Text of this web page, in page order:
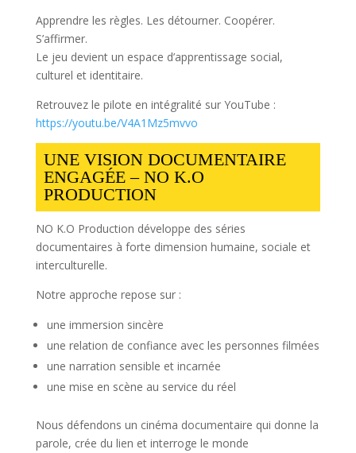
Apprendre les règles. Les détourner. Coopérer.
S’affirmer.
Le jeu devient un espace d’apprentissage social,
culturel et identitaire.
Retrouvez le pilote en intégralité sur YouTube :
https://youtu.be/V4A1Mz5mvvo
UNE VISION DOCUMENTAIRE
ENGAGÉE – NO K.O
PRODUCTION
NO K.O Production développe des séries
documentaires à forte dimension humaine, sociale et
interculturelle.
Notre approche repose sur :
une immersion sincère
une relation de confiance avec les personnes filmées
une narration sensible et incarnée
une mise en scène au service du réel
Nous défendons un cinéma documentaire qui donne la
parole, crée du lien et interroge le monde